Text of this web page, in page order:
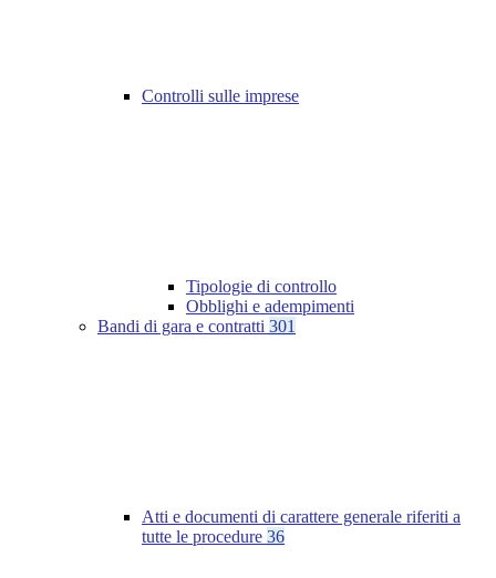
Controlli sulle imprese
Tipologie di controllo
Obblighi e adempimenti
Bandi di gara e contratti 301
Atti e documenti di carattere generale riferiti a
tutte le procedure 36